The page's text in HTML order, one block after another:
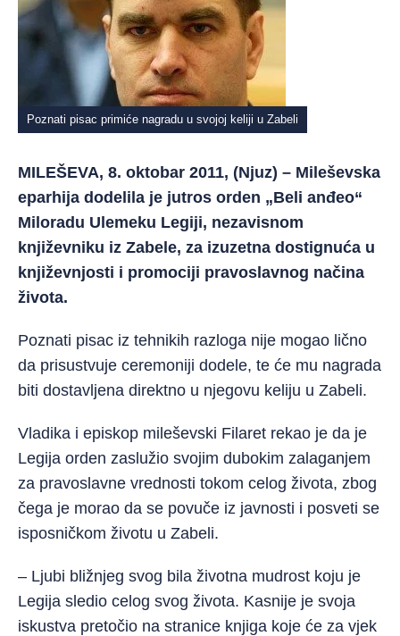
Poznati pisac primiće nagradu u svojoj keliji u Zabeli
MILEŠEVA, 8. oktobar 2011, (Njuz) – Mileševska
eparhija dodelila je jutros orden „Beli anđeo“
Miloradu Ulemeku Legiji, nezavisnom
književniku iz Zabele, za izuzetna dostignuća u
književnjosti i promociji pravoslavnog načina
života.
Poznati pisac iz tehnikih razloga nije mogao lično
da prisustvuje ceremoniji dodele, te će mu nagrada
biti dostavljena direktno u njegovu keliju u Zabeli.
Vladika i episkop mileševski Filaret rekao je da je
Legija orden zaslužio svojim dubokim zalaganjem
za pravoslavne vrednosti tokom celog života, zbog
čega je morao da se povuče iz javnosti i posveti se
isposničkom životu u Zabeli.
– Ljubi bližnjeg svog bila životna mudrost koju je
Legija sledio celog svog života. Kasnije je svoja
iskustva pretočio na stranice knjiga koje će za vjek